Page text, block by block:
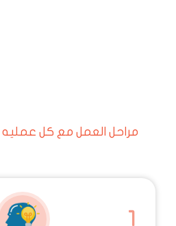
مراحل العمل مع كل عمليه